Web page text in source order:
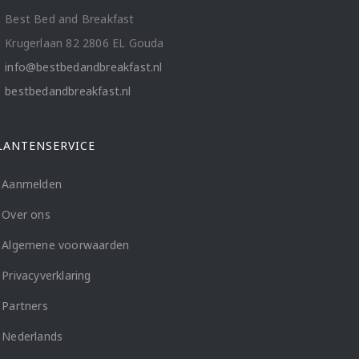
Best Bed and Breakfast
Krugerlaan 82 2806 EL Gouda
info@bestbedandbreakfast.nl
bestbedandbreakfast.nl
Aanmelden
Over ons
Algemene voorwaarden
Privacyverklaring
Partners
Nederlands